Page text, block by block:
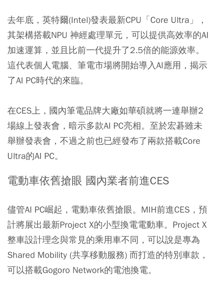
去年底，英特爾(Intel)發表最新CPU「Core Ultra」，
其架構搭載NPU 神經處理單元，可以提供高效率的AI
加速運算，並且比前一代提升了2.5倍的能源效率。
這代表個人電腦、筆電市場將開始導入AI應用，揭示
了AI PC時代的來臨。
在CES上，國內筆電品牌大廠如華碩就將一連舉辦2
場線上發表會，暗示多款AI PC亮相。至於宏碁雖未
舉辦發表會，不過之前也已經發布了兩款搭載Core
Ultra的AI PC。
電動車依舊搶眼 國內業者前進CES
儘管AI PC崛起，電動車依舊搶眼。MIH前進CES，預
計將展出最新Project X的小型換電電動車。Project X
整車設計理念與常見的乘用車不同，可以說是專為
Shared Mobility (共享移動服務) 而打造的特別車款，
可以搭載Gogoro Network的電池換電。